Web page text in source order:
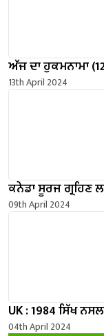
ਅੱਜ ਦਾ ਹੁਕਮਨਾਮਾ
13th April 2024
ਕਨੇਡਾ ਸੂਰਜ ਗ੍ਰਹਿਣ
09th April 2024
UK : 1984 ਸਿੱਖ
04th April 2024